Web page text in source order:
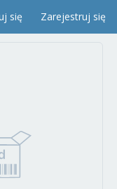
się Zarejestruj się